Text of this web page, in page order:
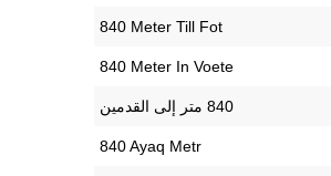
‎840 Meter Till Fot
‎840 Meter In Voete
‎840 Ayaq Metr